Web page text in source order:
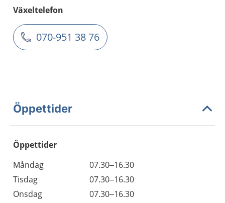
Växeltelefon
070-951 38 76
Öppettider
Öppettider
Dag
Öppettider
Kommentarer
Måndag
07.30–16.30
Tisdag
07.30–16.30
Onsdag
07.30–16.30